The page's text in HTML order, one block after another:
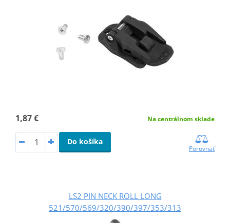
1,87 € Na centrálnom sklade
Do košíka
Porovnať
LS2 PIN NECK ROLL LONG
521/570/569/320/390/397/353/313